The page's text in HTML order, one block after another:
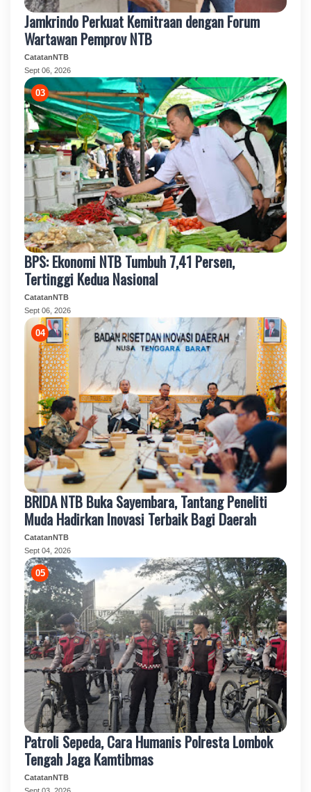
Jamkrindo Perkuat Kemitraan dengan Forum
Wartawan Pemprov NTB
CatatanNTB
Sept 06, 2026
BPS: Ekonomi NTB Tumbuh 7,41 Persen,
Tertinggi Kedua Nasional
CatatanNTB
Sept 06, 2026
BRIDA NTB Buka Sayembara, Tantang Peneliti
Muda Hadirkan Inovasi Terbaik Bagi Daerah
CatatanNTB
Sept 04, 2026
Patroli Sepeda, Cara Humanis Polresta Lombok
Tengah Jaga Kamtibmas
CatatanNTB